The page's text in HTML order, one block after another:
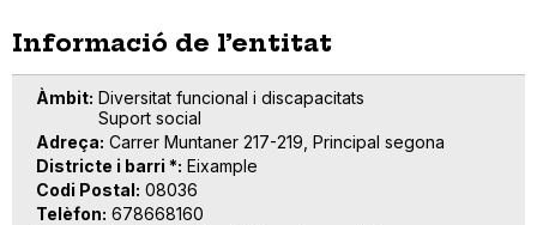
Informació de l’entitat
Àmbit Diversitat funcional i discapacitats
Suport social
Adreça Carrer Muntaner 217-219, Principal segona
Districte i barri * Eixample
Codi Postal 08036
Telèfon 678668160